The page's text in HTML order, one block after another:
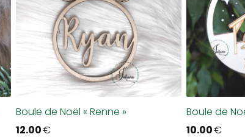
Boule de Noël « Renne »
12.00€
Boule de
10.00€